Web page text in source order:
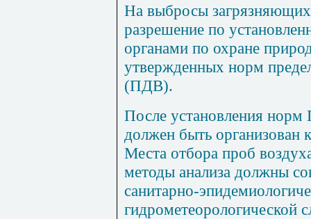
На выбросы
разрешение по
органами по охране
утвержденных норм
(ПДВ).
После установления
должен быть организован
Места отбора проб
методы анализа должны
санитарно-
гидрометеорологической